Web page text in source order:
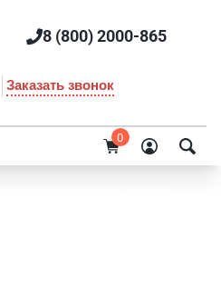
8 (800) 2000-865
Заказать звонок
0